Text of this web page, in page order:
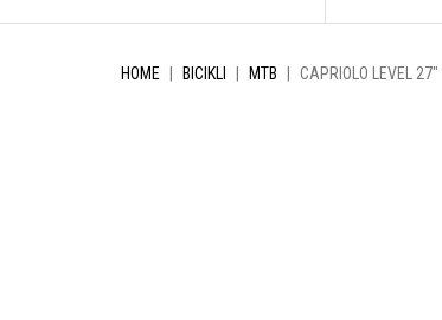
content
HOME BICIKLI MTB CAPRIOLO LEVEL 27″